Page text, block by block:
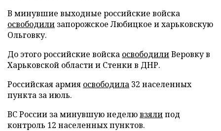
В минувшие выходные российские войска
освободили запорожское Любицкое и харьковскую
Ольговку.
До этого российские войска освободилиВеровку в
Харьковской области и Стенки в ДНР.
Российская армия освободила 32 населенных
пункта за июль.
ВС России за минувшую неделювзялипод
контроль 12 населенных пунктов.